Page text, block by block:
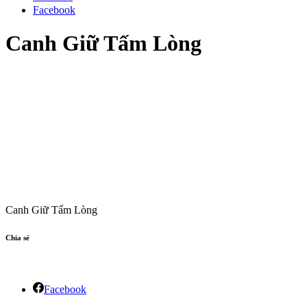
Facebook
Canh Giữ Tấm Lòng
Canh Giữ Tấm Lòng
Chia sẻ
Facebook